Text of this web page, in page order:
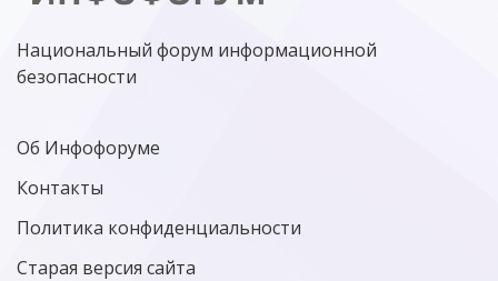
Национальный форум информационной
безопасности
Об Инфофоруме
Контакты
Политика конфиденциальности
Старая версия сайта